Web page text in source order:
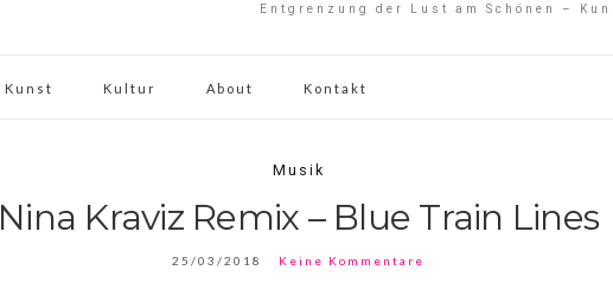
Entgrenzung der Lust am Schönen –
Kunst Kultur About Kontakt
Musik
Nina Kraviz Remix – Blue Train Lines
25/03/2018 Keine Kommentare